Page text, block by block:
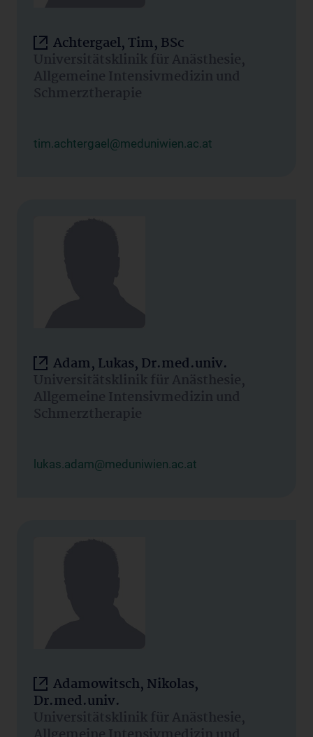
Achtergael, Tim, BSc
Universitätsklinik für Anästhesie,
Allgemeine Intensivmedizin und
Schmerztherapie
tim.achtergael@meduniwien.ac.at
Adam, Lukas, Dr.med.univ.
Universitätsklinik für Anästhesie,
Allgemeine Intensivmedizin und
Schmerztherapie
lukas.adam@meduniwien.ac.at
Adamowitsch, Nikolas,
Dr.med.univ.
Universitätsklinik für Anästhesie,